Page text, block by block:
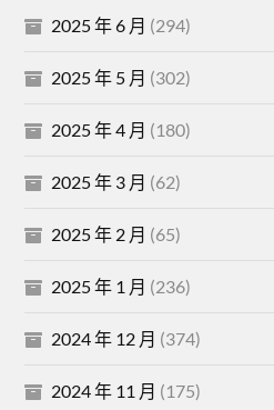
2025 年 6 月 (294)
2025 年 5 月 (302)
2025 年 4 月 (180)
2025 年 3 月 (62)
2025 年 2 月 (65)
2025 年 1 月 (236)
2024 年 12 月 (374)
2024 年 11 月 (175)